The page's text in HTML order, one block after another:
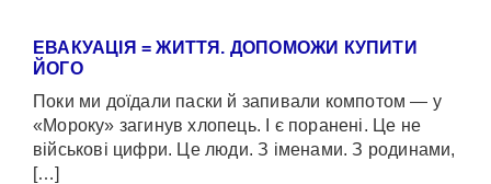
ЕВАКУАЦІЯ = ЖИТТЯ. ДОПОМОЖИ КУПИТИ
ЙОГО
Поки ми доїдали паски й запивали компотом — у
«Мороку» загинув хлопець. І є поранені. Це не
військові цифри. Це люди. З іменами. З родинами,
[…]